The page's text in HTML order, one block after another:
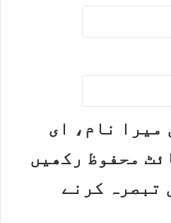
میرا نام، ای
محفوظ رکھیں
تبصرہ کرنے